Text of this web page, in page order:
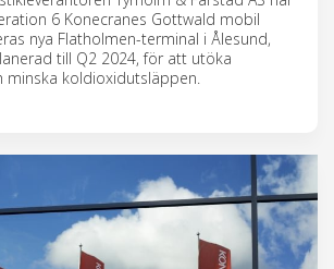
6 Konecranes Gottwald mobil
nya Flatholmen-terminal i Ålesund,
till Q2 2024, för att utöka
minska koldioxidutsläppen.